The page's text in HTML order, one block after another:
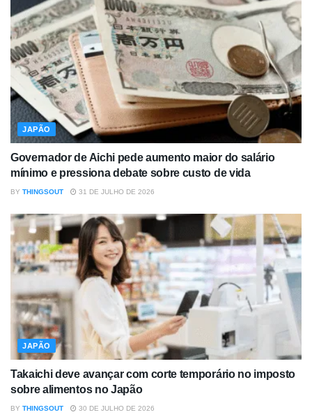
JAPÃO
Governador de Aichi pede aumento maior do salário
mínimo e pressiona debate sobre custo de vida
BY THINGSOUT 31 DE JULHO DE 2026
JAPÃO
Takaichi deve avançar com corte temporário no imposto
sobre alimentos no Japão
BY THINGSOUT 30 DE JULHO DE 2026